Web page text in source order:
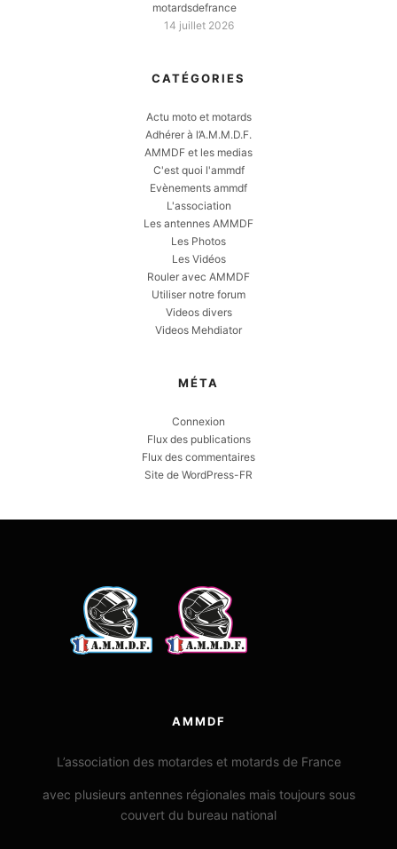
motardsdefrance
14 juillet 2026
CATÉGORIES
Actu moto et motards
Adhérer à l’A.M.M.D.F.
AMMDF et les medias
C'est quoi l'ammdf
Evènements ammdf
L'association
Les antennes AMMDF
Les Photos
Les Vidéos
Rouler avec AMMDF
Utiliser notre forum
Videos divers
Videos Mehdiator
MÉTA
Connexion
Flux des publications
Flux des commentaires
Site de WordPress-FR
AMMDF
L’association des motardes et motards de France
avec plusieurs antennes régionales mais toujours sous
couvert du bureau national